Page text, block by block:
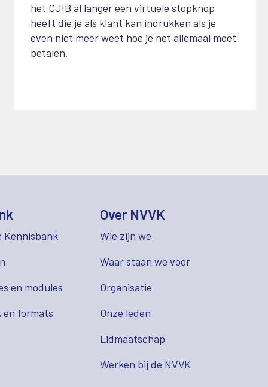
het CJIB al langer een virtuele stopknop
heeft die je als klant kan indrukken als je
even niet meer weet hoe je het allemaal moet
betalen.
Kennisbank
en modules
en formats
Over NVVK
Wie zijn we
Waar staan we voor
Organisatie
Onze leden
Lidmaatschap
Werken bij de NVVK